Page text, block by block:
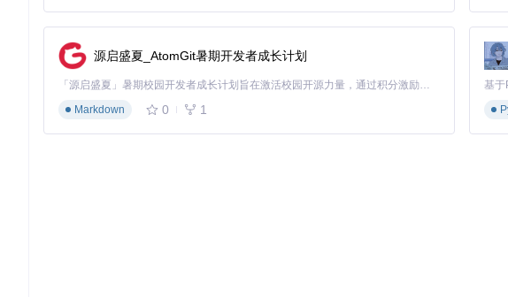
机器学习在材料科学中的创新应用正从性能预测向智能设计延伸。基于梯度提升算
逆向设计方法将传统试错次数减少60%以上。LSTM网络在电池循环寿命预测中的
案例证明，GitHub_Trending/pyt/Python项目提供的算法工具链，正在推动材料研发
未来材料创新将更加依赖多尺度建模与机器学习的深度融合。项目中实现的各类算
的智能材料设计平台奠定了基础。通过持续优化算法性能与扩展材料数据库，机器
源启盛夏_AtomGit暑期开发者成长计划
「源启盛夏」暑期校园开发者成长计划旨在激活校园开源力量，通过积分激励、认证扶持、资源倾斜等形式，引导高校组织和开发者完成「入驻 — 建项目 — 做贡献 — 获认证 — 得资源」的完整闭环。无论你是想带领社团入驻平台的组织者，还是希望用代码贡献证明自己的开发者，都能在这里找到属于你的成长路径。
Markdown
0 1